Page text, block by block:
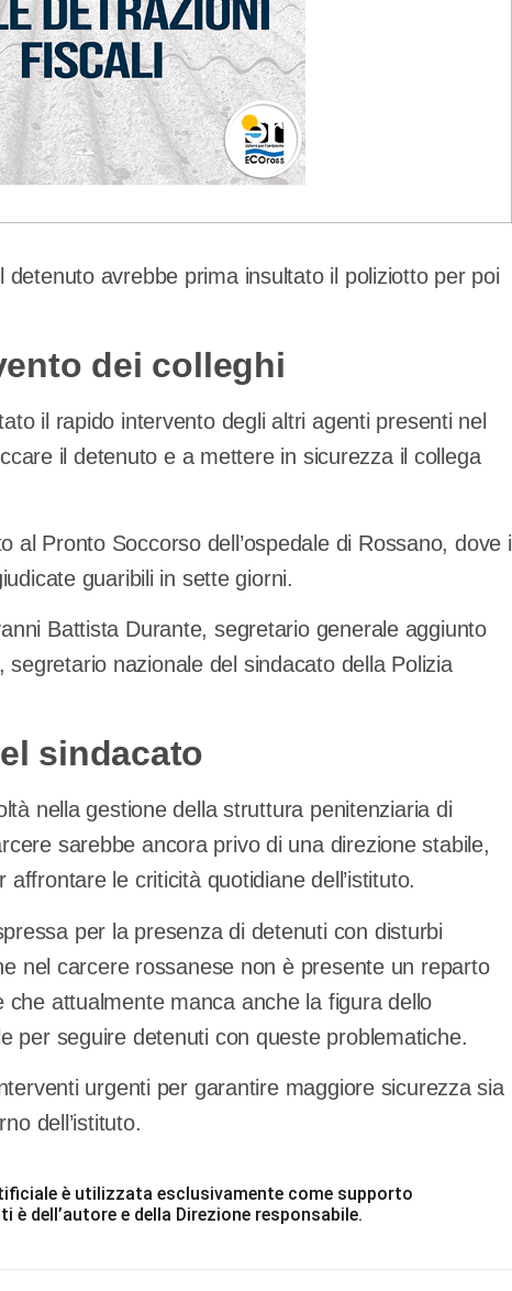
avrebbe prima insultato il poliziotto per poi
dei colleghi
il rapido intervento degli altri agenti presenti nel
il detenuto e a mettere in sicurezza il collega
al Pronto Soccorso dell’ospedale di Rossano, dove i
guaribili in sette giorni.
Battista Durante, segretario generale aggiunto
nazionale del sindacato della Polizia
sindacato
nella gestione della struttura penitenziaria di
sarebbe ancora privo di una direzione stabile,
le criticità quotidiane dell’istituto.
per la presenza di detenuti con disturbi
nel carcere rossanese non è presente un reparto
attualmente manca anche la figura dello
per seguire detenuti con queste problematiche.
urgenti per garantire maggiore sicurezza sia
dell’istituto.
è utilizzata esclusivamente come supporto
dell’autore e della Direzione responsabile.